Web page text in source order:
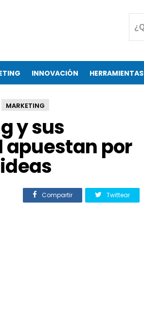
INNOVACIÓN HERRAMIENTAS
MARKETING
y sus
apuestan por
Compartir Twittear